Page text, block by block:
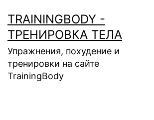
содержимому
TRAININGBODY -
ТРЕНИРОВКА ТЕЛА
Упражнения, похудение и
тренировки на сайте
TrainingBody